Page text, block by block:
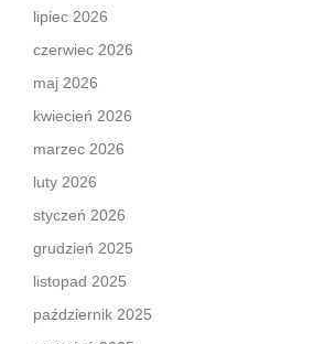
lipiec 2026
czerwiec 2026
maj 2026
kwiecień 2026
marzec 2026
luty 2026
styczeń 2026
grudzień 2025
listopad 2025
październik 2025